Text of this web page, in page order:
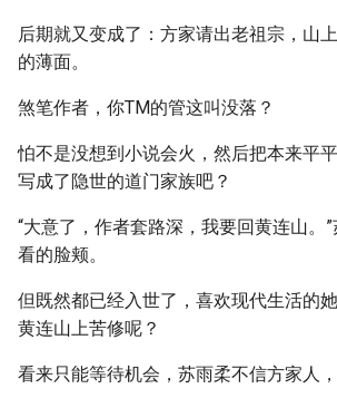
后期就又变成了：方家请出老祖宗，山
的薄面。
煞笔作者，你TM的管这叫没落？
怕不是没想到小说会火，然后把本来平
写成了隐世的道门家族吧？
“大意了，作者套路深，我要回黄连山。
看的脸颊。
但既然都已经入世了，喜欢现代生活的
黄连山上苦修呢？
看来只能等待机会，苏雨柔不信方家人